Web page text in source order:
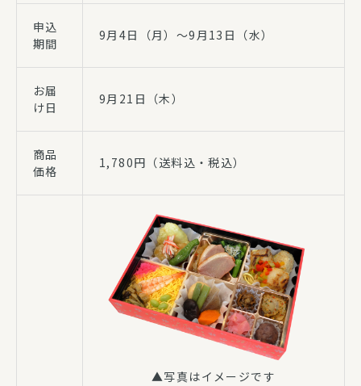
申込
期間
9月4日（月）～9月13日（水）
お届
け日
9月21日（木）
商品
価格
1,780円（送料込・税込）
▲写真はイメージです